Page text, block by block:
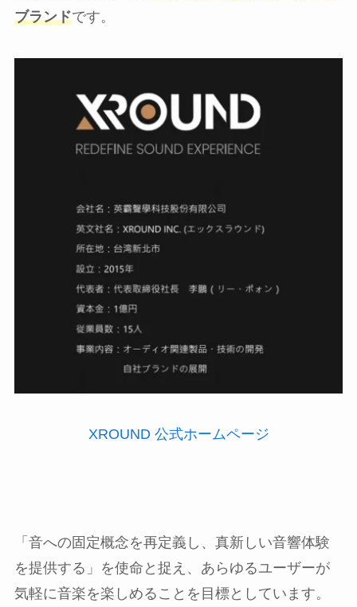
ブランドです。
XROUND 公式ホームページ
「音への固定概念を再定義し、真新しい音響体験
を提供する」を使命と捉え、あらゆるユーザーが
気軽に音楽を楽しめることを目標としています。